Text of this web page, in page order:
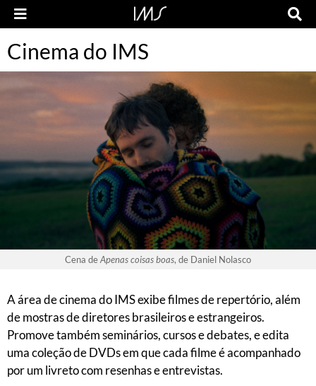
Cinema do IMS
Cena deApenas coisas boas, de Daniel Nolasco
A área de cinema do IMS exibe filmes de repertório, além
de mostras de diretores brasileiros e estrangeiros.
Promove também seminários, cursos e debates, e edita
uma coleção de DVDs em que cada filme é acompanhado
por um livreto com resenhas e entrevistas.